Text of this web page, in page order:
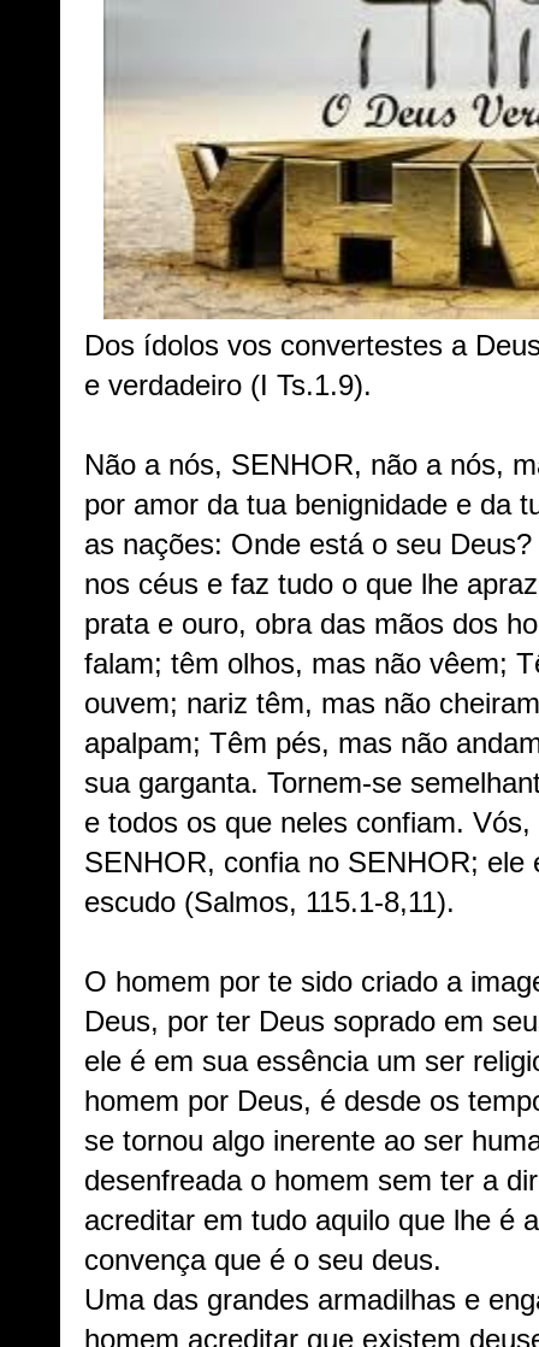
Dos ídolos vos convertestes a
e verdadeiro (I Ts.1.9).
Não a nós, SENHOR, não a nós,
por amor da tua benignidade e da
as nações: Onde está o seu
nos céus e faz tudo o que lhe
prata e ouro, obra das mãos dos
falam; têm olhos, mas não vêem;
ouvem; nariz têm, mas não
apalpam; Têm pés, mas não
sua garganta. Tornem-se
e todos os que neles confiam.
SENHOR, confia no SENHOR; ele
escudo (Salmos, 115.1-8,11).
O homem por te sido criado a
Deus, por ter Deus soprado em
ele é em sua essência um ser
homem por Deus, é desde os
se tornou algo inerente ao ser
desenfreada o homem sem ter a
acreditar em tudo aquilo que lhe é
convença que é o seu deus.
Uma das grandes armadilhas e
homem acreditar que existem